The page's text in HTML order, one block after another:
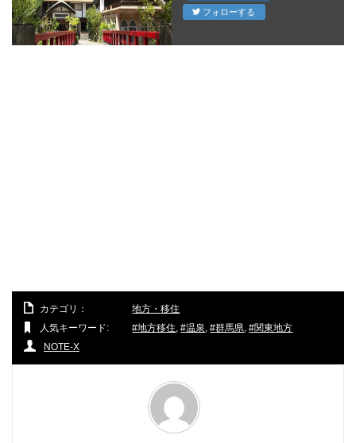
フォローする
カテゴリ：
地方・移住
人気キーワード:
地方移住, 温泉, 群馬県, 関東地方
NOTE-X